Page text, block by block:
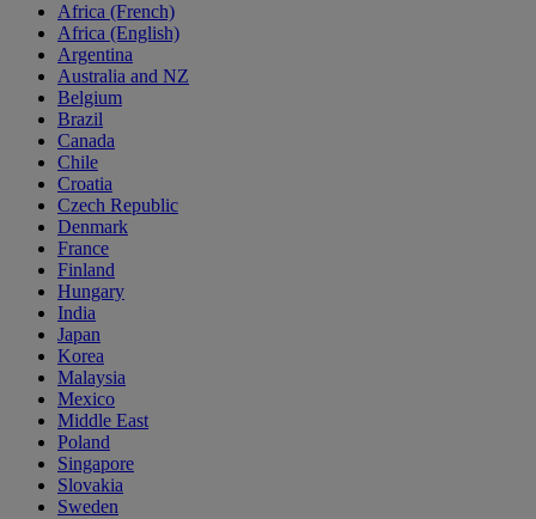
Africa (French)
Africa (English)
Argentina
Australia and NZ
Belgium
Brazil
Canada
Chile
Croatia
Czech Republic
Denmark
France
Finland
Hungary
India
Japan
Korea
Malaysia
Mexico
Middle East
Poland
Singapore
Slovakia
Sweden